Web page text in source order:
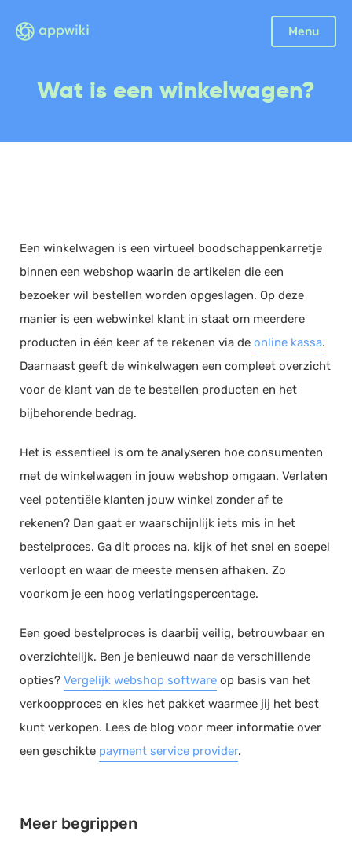
Menu
Sluiten
Facturatie
Scan en herken
CRM
Sales
Urenregistratie
Offerte
Documentmanagement
Planning
Werkbonnen
Rittenregistratie
Webshop
Kassa
Voorraadbeheer
ERP
Rapportage
PSP
Verlof en verzuim
HRM
Salarisadministratie
Website
VoIP
Wat is een winkelwagen?
Een winkelwagen is een virtueel boodschappenkarretje
binnen een webshop waarin de artikelen die een
bezoeker wil bestellen worden opgeslagen. Op deze
manier is een webwinkel klant in staat om meerdere
producten in één keer af te rekenen via de online kassa.
Daarnaast geeft de winkelwagen een compleet overzicht
voor de klant van de te bestellen producten en het
bijbehorende bedrag.
Het is essentieel is om te analyseren hoe consumenten
met de winkelwagen in jouw webshop omgaan. Verlaten
veel potentiële klanten jouw winkel zonder af te
rekenen? Dan gaat er waarschijnlijk iets mis in het
bestelproces. Ga dit proces na, kijk of het snel en soepel
verloopt en waar de meeste mensen afhaken. Zo
voorkom je een hoog verlatingspercentage.
Een goed bestelproces is daarbij veilig, betrouwbaar en
overzichtelijk. Ben je benieuwd naar de verschillende
opties? Vergelijk webshop software op basis van het
verkoopproces en kies het pakket waarmee jij het best
kunt verkopen. Lees de blog voor meer informatie over
een geschikte payment service provider.
Meer begrippen